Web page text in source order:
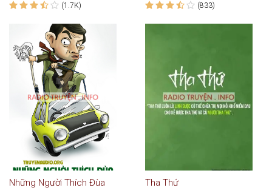
(1.7K) (833)
Những Người Thích Đùa Tha Thứ